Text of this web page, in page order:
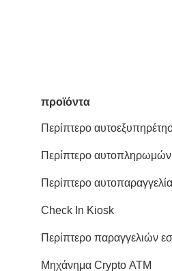
προϊόντα
Περίπτερο
Περίπτερο αυτοπληρωμών
Περίπτερο
Check In Kiosk
Περίπτερο παραγγελιών
Μηχάνημα Crypto ATM